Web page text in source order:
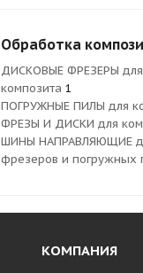
Обработка
ДИСКОВЫЕ ФРЕЗЕРЫ для
композита 1
ПОГРУЖНЫЕ ПИЛЫ для
ФРЕЗЫ И ДИСКИ для
ШИНЫ НАПРАВЛЯЮЩИЕ
фрезеров и погружных
КОМПАНИЯ